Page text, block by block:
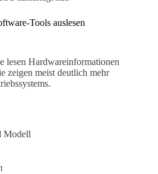
Tools auslesen
lesen Hardwareinformationen
zeigen meist deutlich mehr
Modell